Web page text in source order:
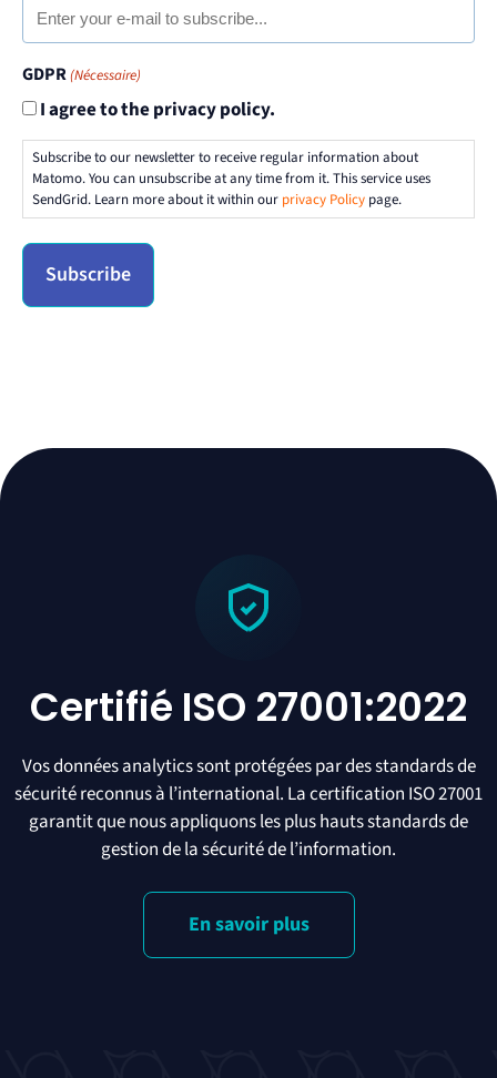
GDPR(Nécessaire)
I agree to the privacy policy.
Subscribe to our newsletter to receive regular information about
Matomo. You can unsubscribe at any time from it. This service uses
SendGrid. Learn more about it within our privacy Policy page.
Certifié ISO 27001:2022
Vos données analytics sont protégées par des standards de
sécurité reconnus à l’international. La certification ISO 27001
garantit que nous appliquons les plus hauts standards de
gestion de la sécurité de l’information.
En savoir plus